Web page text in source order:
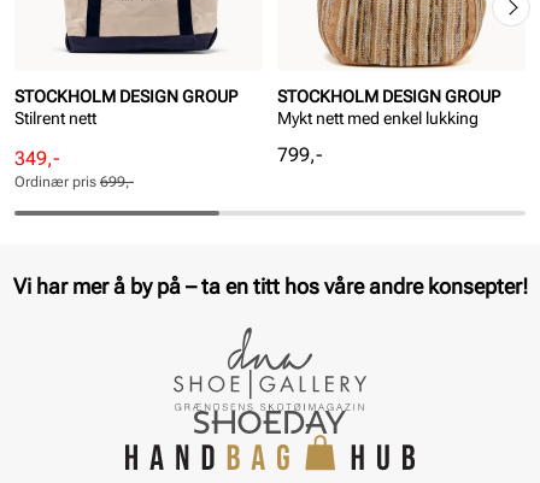
STOCKHOLM DESIGN GROUP
Stilrent nett
Rabattert
pris
Pris
349,-
Ordinær
pris
Pris
Ordinær pris 699,-
STOCKHOLM DESIGN GROUP
Mykt nett med enkel lukking
Pris
799,-
Vi har mer å by på – ta en titt hos våre andre konsepter!